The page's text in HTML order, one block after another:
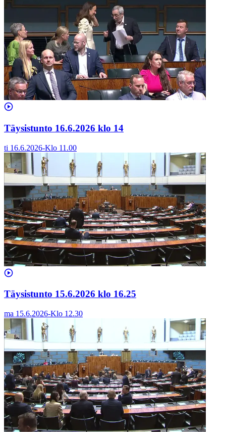
Täysistunto 16.6.2026 klo 14
ti 16.6.2026-Klo 11.00
Täysistunto 15.6.2026 klo 16.25
ma 15.6.2026-Klo 12.30